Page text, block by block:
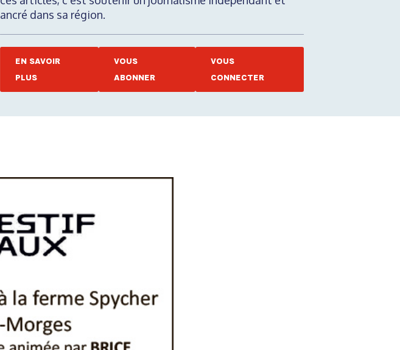
ancré dans sa région.
EN SAVOIR
PLUS
VOUS
ABONNER
VOUS
CONNECTER